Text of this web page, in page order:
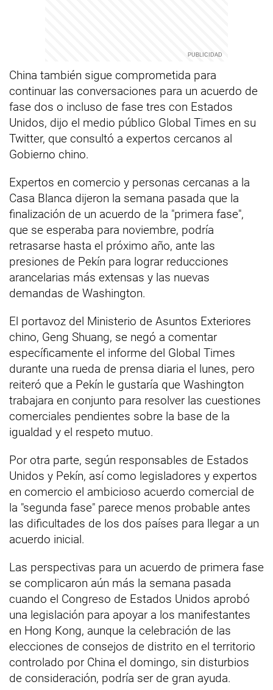
China también sigue comprometida para
continuar las conversaciones para un acuerdo de
fase dos o incluso de fase tres con Estados
Unidos, dijo el medio público Global Times en su
Twitter, que consultó a expertos cercanos al
Gobierno chino.
Expertos en comercio y personas cercanas a la
Casa Blanca dijeron la semana pasada que la
finalización de un acuerdo de la "primera fase",
que se esperaba para noviembre, podría
retrasarse hasta el próximo año, ante las
presiones de Pekín para lograr reducciones
arancelarias más extensas y las nuevas
demandas de Washington.
El portavoz del Ministerio de Asuntos Exteriores
chino, Geng Shuang, se negó a comentar
específicamente el informe del Global Times
durante una rueda de prensa diaria el lunes, pero
reiteró que a Pekín le gustaría que Washington
trabajara en conjunto para resolver las cuestiones
comerciales pendientes sobre la base de la
igualdad y el respeto mutuo.
Por otra parte, según responsables de Estados
Unidos y Pekín, así como legisladores y expertos
en comercio el ambicioso acuerdo comercial de
la "segunda fase" parece menos probable antes
las dificultades de los dos países para llegar a un
acuerdo inicial.
Las perspectivas para un acuerdo de primera fase
se complicaron aún más la semana pasada
cuando el Congreso de Estados Unidos aprobó
una legislación para apoyar a los manifestantes
en Hong Kong, aunque la celebración de las
elecciones de consejos de distrito en el territorio
controlado por China el domingo, sin disturbios
de consideración, podría ser de gran ayuda.